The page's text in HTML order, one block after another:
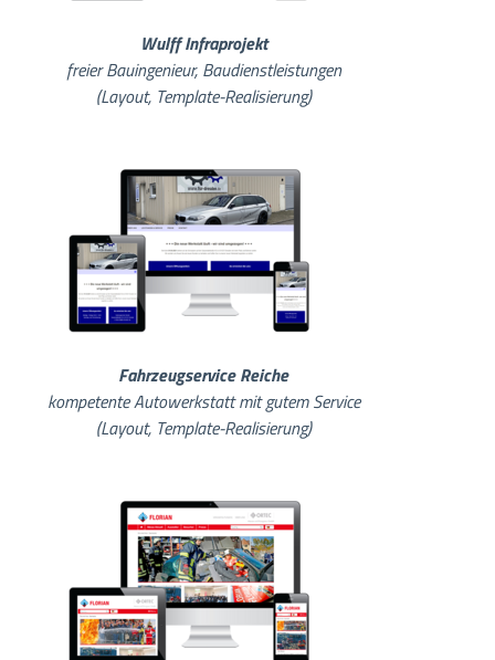
Wulff Infraprojekt
freier Bauingenieur, Baudienstleistungen
(Layout, Template-Realisierung)
Fahrzeugservice Reiche
kompetente Autowerkstatt mit gutem Service
(Layout, Template-Realisierung)